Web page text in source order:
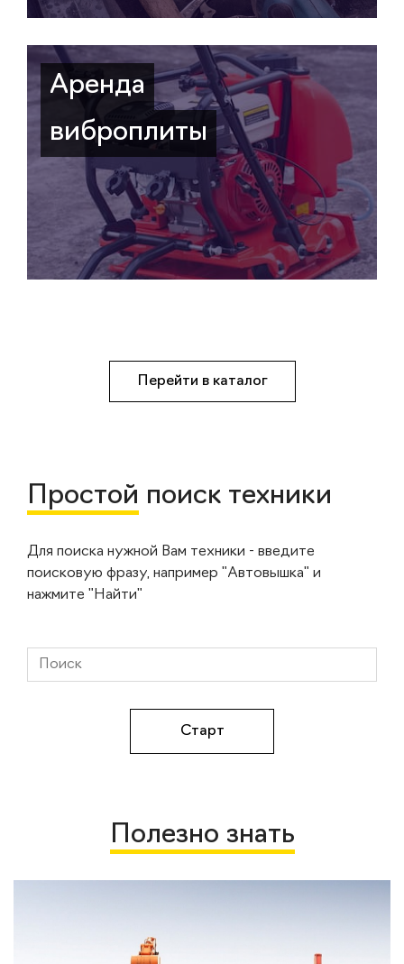
Аренда
виброплиты
Перейти в каталог
Простой поиск техники
Для поиска нужной Вам техники - введите
поисковую фразу, например "Автовышка" и
нажмите "Найти"
Полезно знать